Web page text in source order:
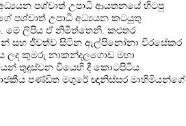
පශ්චාත් උපාධි ආයතනයේ හිටපු
පශ්චාත් උපාධි අධ්‍යයන කටයුතු
මේ ලිපිය ඒ නිමිත්තෙනි. කළුතර
සහ ජීවත්ව සිටින ඇල්පිනෝනා වීරසේකර
ලද කුමරු නාකන්දලගොඩ මහා
තුදුස්වන වියෙහි දී කොටපිටිය
පණ්ඩිත මගුරේ ඥානිස්සර මාහිමියන්ගේ